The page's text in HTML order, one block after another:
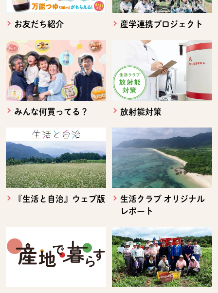
お友だち紹介 産学連携プロジェクト
みんな何買ってる？ 放射能対策
『生活と自治』ウェブ版
生活クラブ オリジナル
レポート